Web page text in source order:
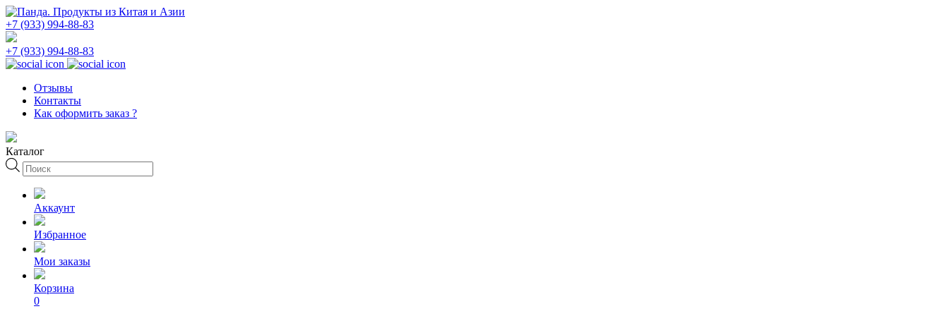
+7 (933) 994-88-83
+7 (933) 994-88-83
Отзывы
Контакты
Как оформить заказ ?
Каталог
Поиск
товаров
Аккаунт
Избранное
Мои заказы
Корзина
0